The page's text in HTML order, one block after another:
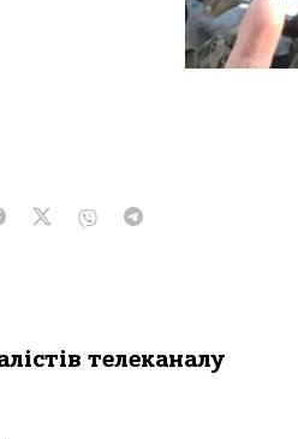
телеканалу